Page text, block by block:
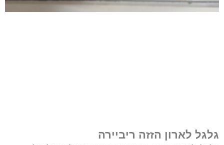
גלגל לארון הזזה ריביירה